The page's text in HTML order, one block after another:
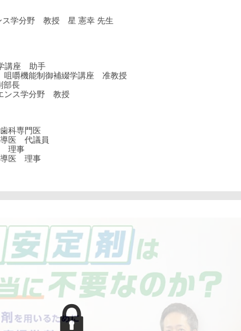
ス学分野 教授 星 憲幸 先生
講座 助手
嚼機能制御補綴学講座 准教授
部長
ンス学分野 教授
科専門医
医 代議員
理事
導医 理事